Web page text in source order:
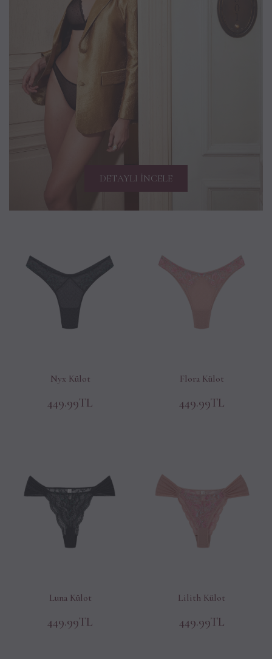
DETAYLI İNCELE
Nyx Külot
449.99TL
Flora Külot
449.99TL
Luna Külot
449.99TL
Lilith Külot
449.99TL